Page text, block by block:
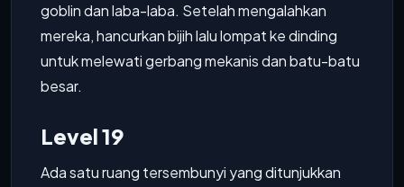
goblin dan laba-laba. Setelah mengalahkan
mereka, hancurkan bijih lalu lompat ke dinding
untuk melewati gerbang mekanis dan batu-batu
besar.
Level 19
Ada satu ruang tersembunyi yang ditunjukkan